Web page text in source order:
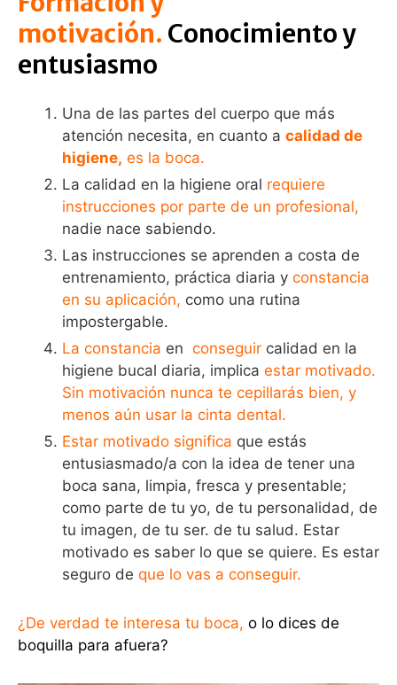
motivación. Conocimiento y
entusiasmo
Una de las partes del cuerpo que más
atención necesita, en cuanto a calidad de
higiene, es la boca.
La calidad en la higiene oral requiere
instrucciones por parte de un profesional,
nadie nace sabiendo.
Las instrucciones se aprenden a costa de
entrenamiento, práctica diaria y constancia
en su aplicación, como una rutina
impostergable.
La constancia en conseguir calidad en la
higiene bucal diaria, implica estar motivado.
Sin motivación nunca te cepillarás bien, y
menos aún usar la cinta dental.
Estar motivado significa que estás
entusiasmado/a con la idea de tener una
boca sana, limpia, fresca y presentable;
como parte de tu yo, de tu personalidad, de
tu imagen, de tu ser. de tu salud. Estar
motivado es saber lo que se quiere. Es estar
seguro de que lo vas a conseguir.
¿De verdad te interesa tu boca, o lo dices de
boquilla para afuera?